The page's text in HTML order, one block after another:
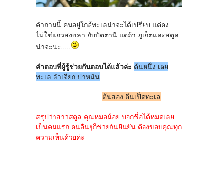
คำถามนี้ คนอยู่ใกล้ทะเลน่าจะได้เปรียบ แต่คง
ไม่ใช่แถวสงขลา กับปัตตานี แต่ถ้า ภูเก็ตและสตูล
น่าจะนะ.....
คำตอบที่ผู้รู้ช่วยกันตอบได้แล้วค่ะ ต้นหนึ่ง เตย
ทะเล ลำเจียก ปาหนัน
ต้นสอง ตีนเป็ดทะเล
สรุปว่าสาวสตูล คุณหมอน้อย บอกชื่อได้หมดเลย
เป็นคนแรก คนอื่นๆก็ช่วยกันยืนยัน ต้องขอบคุณทุก
ความเห็นด้วยค่ะ